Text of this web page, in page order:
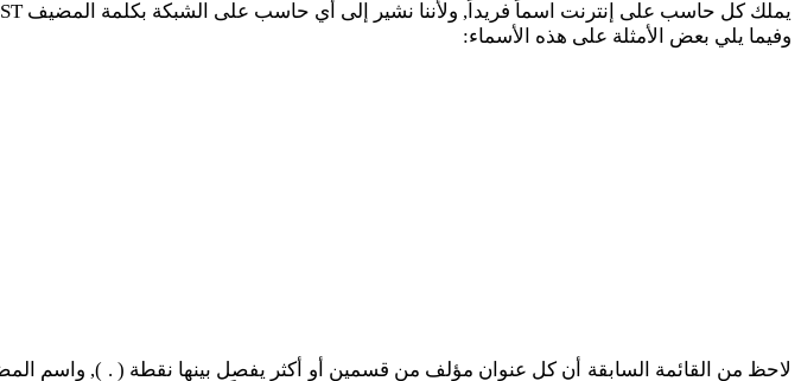
يملك كل حاسب على إنترنت اسماً فريداً, ولأننا نشير إلى أي حاسب على الشبكة بكلمة المضيف HOST فقد اصطُلح على تسمية الاسم الفريد لها بعبارة (اسم المضيف “HOSTNAME “).
وفيما يلي بعض الأمثلة على هذه الأسماء: